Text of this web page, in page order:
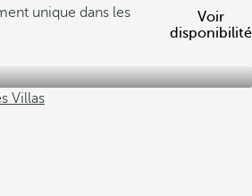
unique dans les
Voir
disponibilité
Villas